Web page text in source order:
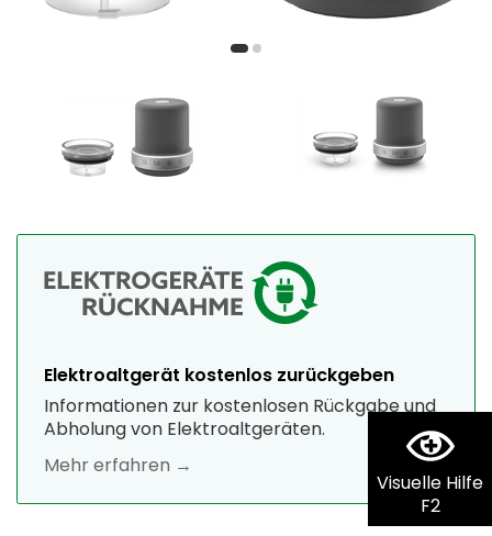
Visuelle Hilfe
F2
Elektroaltgerät kostenlos zurückgeben
Informationen zur kostenlosen Rückgabe und
Abholung von Elektroaltgeräten.
Mehr erfahren →